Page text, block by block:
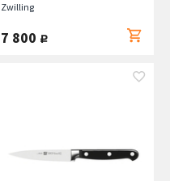
Zwilling
7 800 руб.